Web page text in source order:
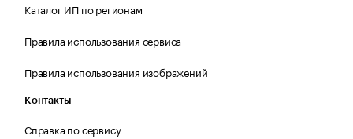
Каталог ИП по регионам
Правила использования сервиса
Правила использования изображений
Контакты
Справка по сервису